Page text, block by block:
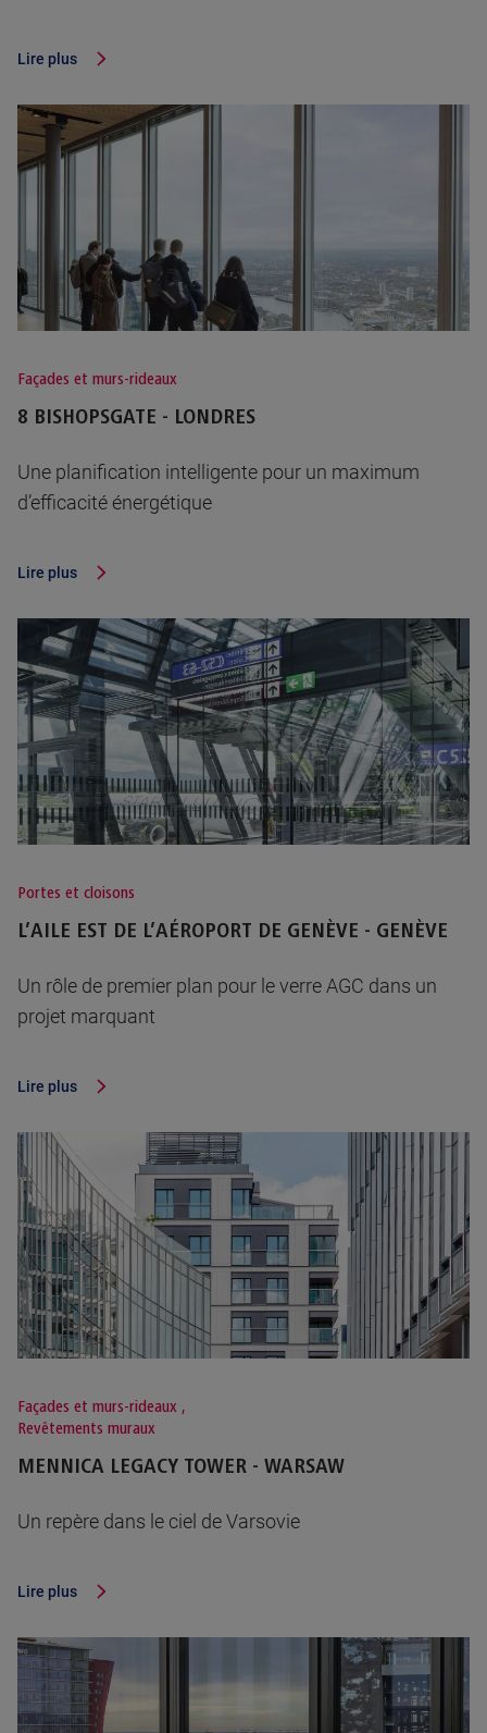
Lire plus
Façades et murs-rideaux
8 BISHOPSGATE - LONDRES
Une planification intelligente pour un maximum
d’efficacité énergétique
Lire plus
Portes et cloisons
L’AILE EST DE L’AÉROPORT DE GENÈVE - GENÈVE
Un rôle de premier plan pour le verre AGC dans un
projet marquant
Lire plus
Façades et murs-rideaux ,
Revêtements muraux
MENNICA LEGACY TOWER - WARSAW
Un repère dans le ciel de Varsovie
Lire plus